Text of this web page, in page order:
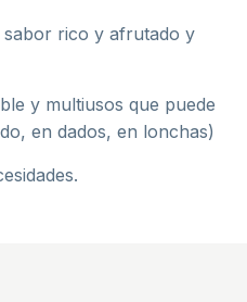
sabor rico y afrutado y
y multiusos que puede
en dados, en lonchas)